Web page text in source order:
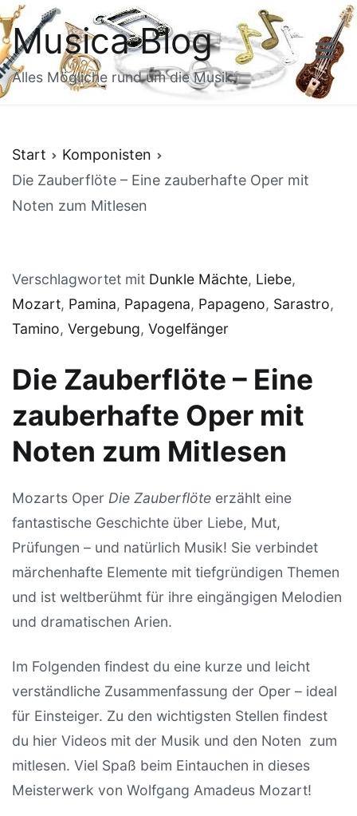
Zum
Inhalt
springen
Musica Blog
Alles Mögliche rund um die Musik
Start
Komponisten
Die Zauberflöte – Eine zauberhafte Oper mit
Noten zum Mitlesen
Verschlagwortet mit Dunkle Mächte, Liebe,
Mozart, Pamina, Papagena, Papageno, Sarastro,
Tamino, Vergebung, Vogelfänger
Die Zauberflöte – Eine
zauberhafte Oper mit
Noten zum Mitlesen
Mozarts Oper Die Zauberflöte erzählt eine
fantastische Geschichte über Liebe, Mut,
Prüfungen – und natürlich Musik! Sie verbindet
märchenhafte Elemente mit tiefgründigen Themen
und ist weltberühmt für ihre eingängigen Melodien
und dramatischen Arien.
Im Folgenden findest du eine kurze und leicht
verständliche Zusammenfassung der Oper – ideal
für Einsteiger. Zu den wichtigsten Stellen findest
du hier Videos mit der Musik und den Noten zum
mitlesen. Viel Spaß beim Eintauchen in dieses
Meisterwerk von Wolfgang Amadeus Mozart!